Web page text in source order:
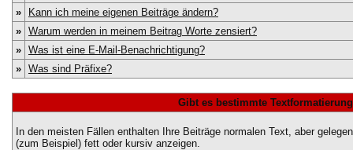
»
Kann ich meine eigenen Beiträge ändern?
» Warum werden in meinem Beitrag Worte zensiert?
» Was ist eine E-Mail-Benachrichtigung?
» Was sind Präfixe?
Gibt es bestimmte
In den meisten Fällen enthalten Ihre Beiträge normalen Text, aber
(zum Beispiel) fett oder kursiv anzeigen.